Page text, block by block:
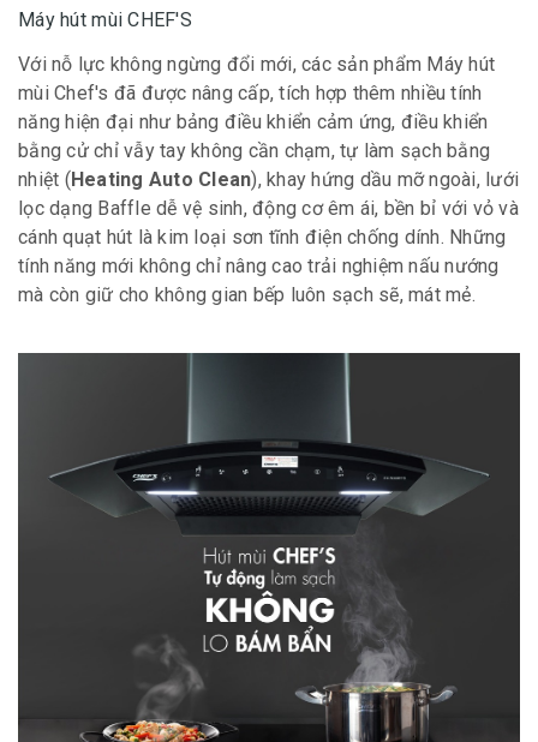
Máy hút mùi CHEF'S
Với nỗ lực không ngừng đổi mới, các sản phẩm Máy hút
mùi Chef's đã được nâng cấp, tích hợp thêm nhiều tính
năng hiện đại như bảng điều khiển cảm ứng, điều khiển
bằng cử chỉ vẫy tay không cần chạm, tự làm sạch bằng
nhiệt ( Heating Auto Clean), khay hứng dầu mỡ ngoài, lưới
lọc dạng Baffle dễ vệ sinh, động cơ êm ái, bền bỉ với vỏ và
cánh quạt hút là kim loại sơn tĩnh điện chống dính. Những
tính năng mới không chỉ nâng cao trải nghiệm nấu nướng
mà còn giữ cho không gian bếp luôn sạch sẽ, mát mẻ.